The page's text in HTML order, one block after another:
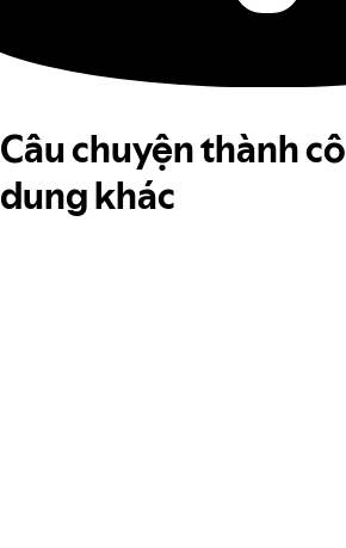
Câu chuyện thành
dung khác